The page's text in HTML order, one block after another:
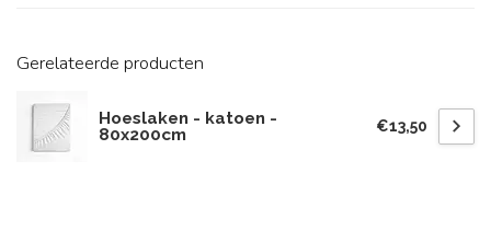
Gerelateerde producten
Hoeslaken - katoen -
80x200cm
€13,50